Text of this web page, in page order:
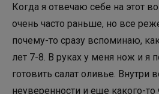
Когда я отвечаю себе на этот
очень часто раньше, но все
почему-то сразу вспоминаю,
лет 7-8. В руках у меня нож и я
готовить салат оливье. Внутри
неуверенности и еще какого-то